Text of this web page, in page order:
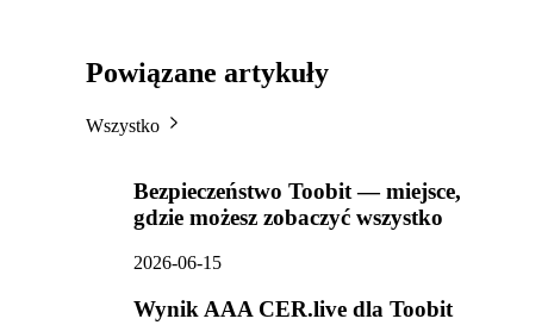
Powiązane artykuły
Wszystko
Bezpieczeństwo Toobit — miejsce,
gdzie możesz zobaczyć wszystko
2026-06-15
Wynik AAA CER.live dla Toobit